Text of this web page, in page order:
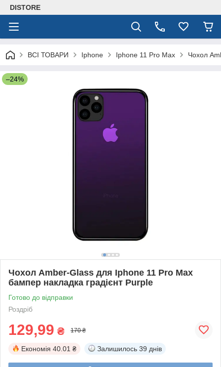
DISTORE
ВСІ ТОВАРИ Iphone Iphone 11 Pro Max Чохол
–24%
Чохол Amber-Glass для Iphone 11 Pro Max
бампер накладка градієнт Purple
Готово до відправки
Роздріб
129,99 ₴ 170 ₴
Економія 40.01 ₴ Залишилось 39 днів